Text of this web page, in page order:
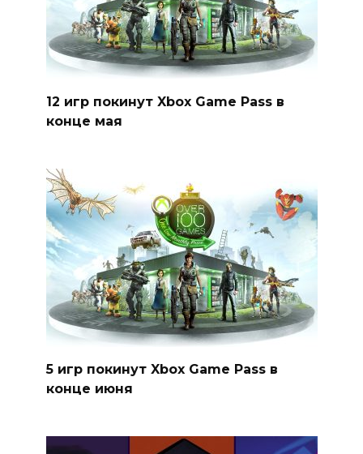
12 игр покинут Xbox Game Pass в
конце мая
5 игр покинут Xbox Game Pass в
конце июня